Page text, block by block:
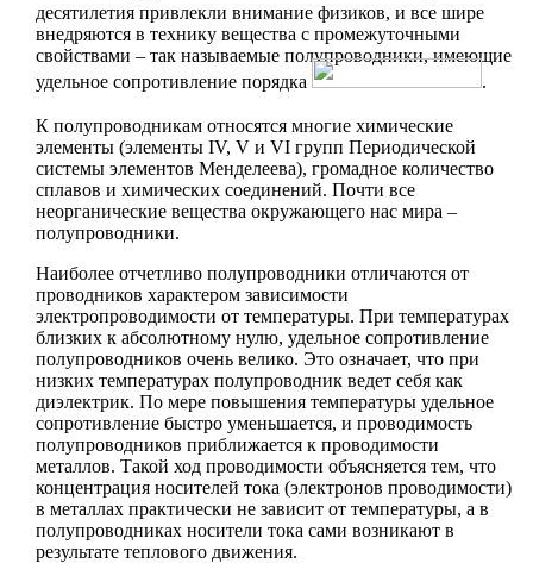
десятилетия привлекли внимание физиков, и все шире
внедряются в технику вещества с промежуточными
свойствами – так называемые полупроводники, имеющие
удельное сопротивление порядка
.
К полупроводникам относятся многие химические
элементы (элементы IV, V и VI групп Периодической
системы элементов Менделеева), громадное количество
сплавов и химических соединений. Почти все
неорганические вещества окружающего нас мира –
полупроводники.
Наиболее отчетливо полупроводники отличаются от
проводников характером зависимости
электропроводимости от температуры. При температурах
близких к абсолютному нулю, удельное сопротивление
полупроводников очень велико. Это означает, что при
низких температурах полупроводник ведет себя как
диэлектрик. По мере повышения температуры удельное
сопротивление быстро уменьшается, и проводимость
полупроводников приближается к проводимости
металлов. Такой ход проводимости объясняется тем, что
концентрация носителей тока (электронов проводимости)
в металлах практически не зависит от температуры, а в
полупроводниках носители тока сами возникают в
результате теплового движения.